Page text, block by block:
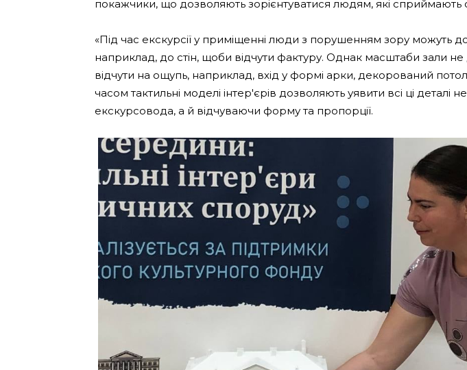
покажчики, що дозволяють зорієнтуватися людям, які сприймають
«Під час екскурсії у приміщенні люди з порушенням зору можуть
наприклад, до стін, щоби відчути фактуру. Однак масштаби зали
відчути на ощупь, наприклад, вхід у формі арки, декорований
часом тактильні моделі інтер'єрів дозволяють уявити всі ці деталі
екскурсовода, а й відчуваючи форму та пропорції.